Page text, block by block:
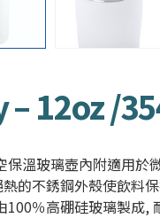
– 12oz /
保溫玻璃壺內附適用於
的不銹鋼外殼使飲料
100％高硼硅玻璃製成,